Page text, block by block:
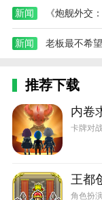
游app最好的网
新闻 《炮舰外交
新闻
推荐下载
内卷
卡牌对
王都
角色扮